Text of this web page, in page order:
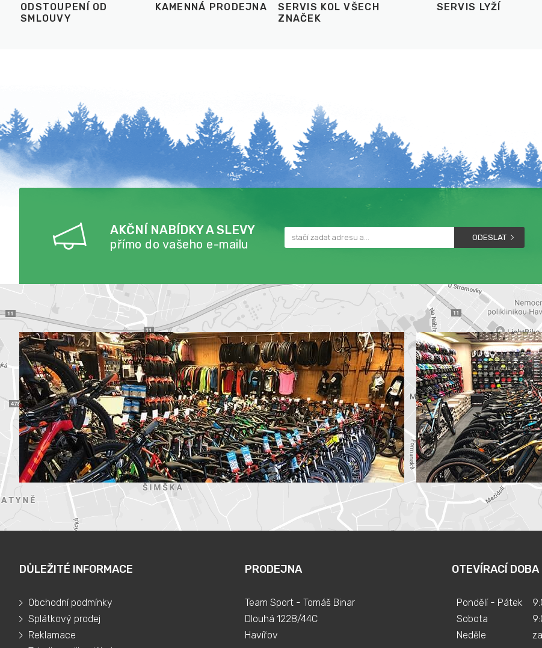
ODSTOUPENÍ OD
SMLOUVY
KAMENNÁ PRODEJNA
SERVIS KOL VŠECH
ZNAČEK
SERVIS LYŽÍ
AKČNÍ NABÍDKY A SLEVY
přímo do vašeho e-mailu
ODESLAT
DŮLEŽITÉ INFORMACE
Obchodní podmínky
Splátkový prodej
Reklamace
PRODEJNA
Team Sport - Tomáš Binar
Dlouhá 1228/44C
Havířov
OTEVÍRACÍ DOBA
Pondělí - Pátek
Sobota
Neděle